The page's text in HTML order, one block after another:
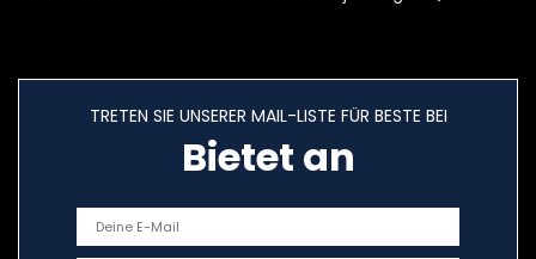
TRETEN SIE UNSERER MAIL-LISTE FÜR BESTE BEI
Bietet an